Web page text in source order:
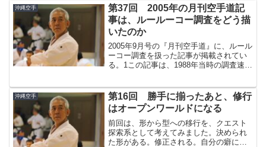
方がよいのか。たくさんの型を覚える稽
古があります。いろい...
沖縄空手
第37回 2005年の月刊空手道記
事は、ルールーコー調査をどう描
いたのか
2005年9月号の『月刊空手道』に、ルール
ーコー調査を扱った記事が掲載されてい
る。1この記事は、1988年当時の調査速報
れた、東恩納寛量とルールーコーの顕彰
碑。...
沖縄空手
第16回 勝手に揃ったあと、修行
はオープンワールドになる
前回は、形から型への移行を、クエスト
探索系として考えてみました。決められ
た形がある。修正される。自分の癖に気